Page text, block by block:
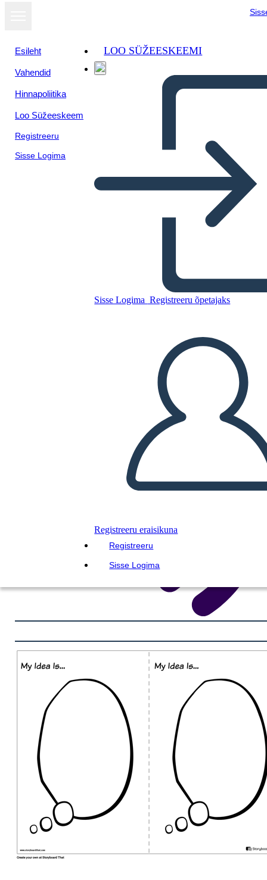
Esileht
Vahendid
Hinnapoliitika
Loo Süžeeskeem
Registreeru
Sisse Logima
LOO SÜŽEESKEEMI
Sisse Logima Registreeru õpetajaks
Registreeru eraisikuna
Registreeru
Sisse Logima
ESITA SLAIDIESITLUST
LOE MULLE
Kuva
slaidiseansina